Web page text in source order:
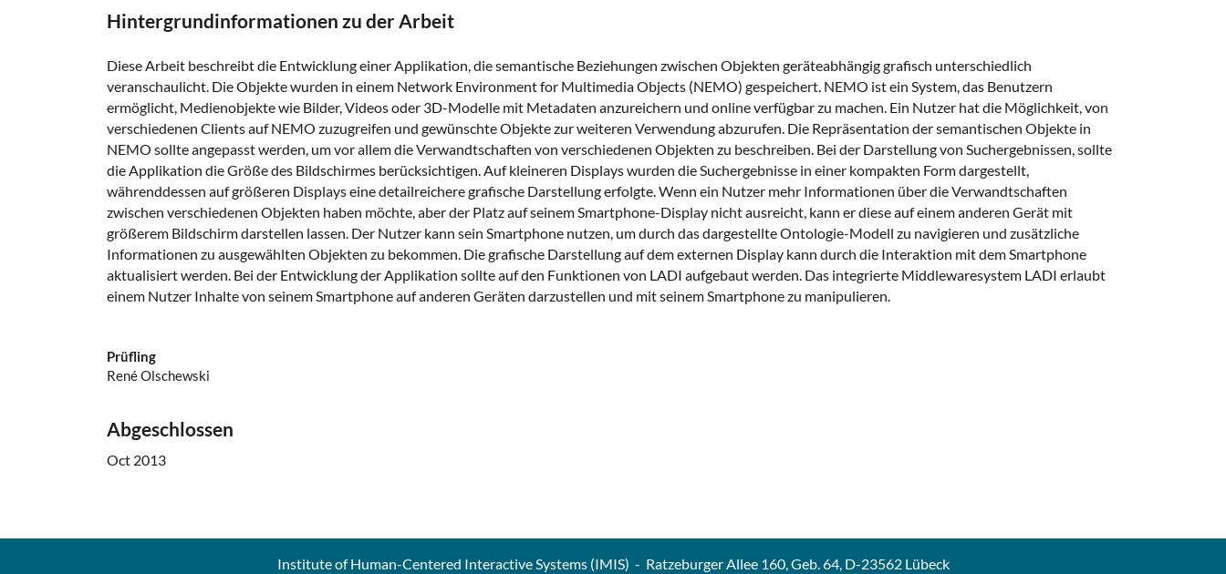
Hintergrundinformationen zu der Arbeit
Diese Arbeit beschreibt die Entwicklung einer Applikation, die semantische Beziehungen zwischen Objekten geräteabhängig grafisch unterschiedlich
veranschaulicht. Die Objekte wurden in einem Network Environment for Multimedia Objects (NEMO) gespeichert. NEMO ist ein System, das Benutzern
ermöglicht, Medienobjekte wie Bilder, Videos oder 3D-Modelle mit Metadaten anzureichern und online verfügbar zu machen. Ein Nutzer hat die Möglichkeit, von
verschiedenen Clients auf NEMO zuzugreifen und gewünschte Objekte zur weiteren Verwendung abzurufen. Die Repräsentation der semantischen Objekte in
NEMO sollte angepasst werden, um vor allem die Verwandtschaften von verschiedenen Objekten zu beschreiben. Bei der Darstellung von Suchergebnissen, sollte
die Applikation die Größe des Bildschirmes berücksichtigen. Auf kleineren Displays wurden die Suchergebnisse in einer kompakten Form dargestellt,
währenddessen auf größeren Displays eine detailreichere grafische Darstellung erfolgte. Wenn ein Nutzer mehr Informationen über die Verwandtschaften
zwischen verschiedenen Objekten haben möchte, aber der Platz auf seinem Smartphone-Display nicht ausreicht, kann er diese auf einem anderen Gerät mit
größerem Bildschirm darstellen lassen. Der Nutzer kann sein Smartphone nutzen, um durch das dargestellte Ontologie-Modell zu navigieren und zusätzliche
Informationen zu ausgewählten Objekten zu bekommen. Die grafische Darstellung auf dem externen Display kann durch die Interaktion mit dem Smartphone
aktualisiert werden. Bei der Entwicklung der Applikation sollte auf den Funktionen von LADI aufgebaut werden. Das integrierte Middlewaresystem LADI erlaubt
einem Nutzer Inhalte von seinem Smartphone auf anderen Geräten darzustellen und mit seinem Smartphone zu manipulieren.
Prüfling
René Olschewski
Abgeschlossen
Oct 2013
Institute of Human-Centered Interactive Systems (IMIS) - Ratzeburger Allee 160, Geb. 64, D-23562 Lübeck